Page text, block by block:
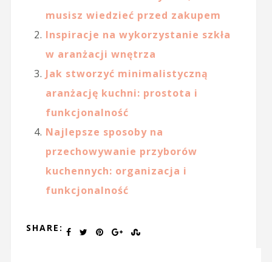
musisz wiedzieć przed zakupem
Inspiracje na wykorzystanie szkła
w aranżacji wnętrza
Jak stworzyć minimalistyczną
aranżację kuchni: prostota i
funkcjonalność
Najlepsze sposoby na
przechowywanie przyborów
kuchennych: organizacja i
funkcjonalność
SHARE: